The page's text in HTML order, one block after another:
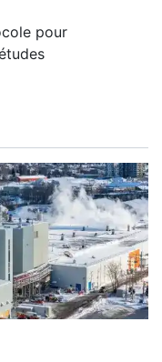
pour